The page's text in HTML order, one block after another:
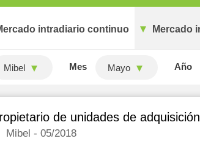
intradiario continuo Mercado
Mibel Mes Mayo Año
de unidades de
Mibel - 05/2018